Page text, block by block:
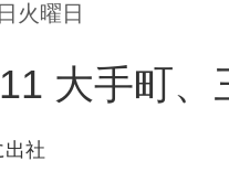
火曜日
大手町
出社